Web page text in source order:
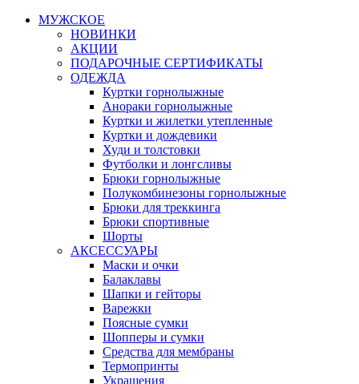
МУЖСКОЕ
НОВИНКИ
АКЦИИ
ПОДАРОЧНЫЕ СЕРТИФИКАТЫ
ОДЕЖДА
Куртки горнолыжные
Анораки горнолыжные
Куртки и жилетки утепленные
Куртки и дождевики
Худи и толстовки
Футболки и лонгсливы
Брюки горнолыжные
Полукомбинезоны горнолыжные
Брюки для треккинга
Брюки спортивные
Шорты
АКСЕССУАРЫ
Маски и очки
Балаклавы
Шапки и гейторы
Варежки
Поясные сумки
Шопперы и сумки
Средства для мембраны
Термопринты
Украшения